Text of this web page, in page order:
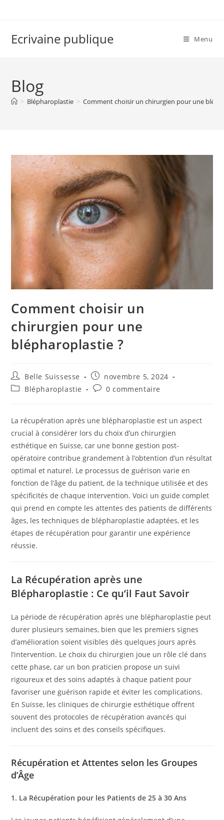
Ecrivaine publique Menu
Blog
> Blépharoplastie > Comment choisir un chirurgien pour une
Comment choisir un
chirurgien pour une
blépharoplastie ?
Auteur/autrice
de
la
Belle Suissesse
Publication
publiée :
novembre 5, 2024
PostBlépharoplastie
Commentaires
publication :
0 commentaire
La récupération après une blépharoplastie est un aspect
crucial à considérer lors du choix d’un chirurgien
esthétique en Suisse, car une bonne gestion post-
opératoire contribue grandement à l’obtention d’un résultat
optimal et naturel. Le processus de guérison varie en
fonction de l’âge du patient, de la technique utilisée et des
spécificités de chaque intervention. Voici un guide complet
qui prend en compte les attentes des patients de différents
âges, les techniques de blépharoplastie adaptées, et les
étapes de récupération pour garantir une expérience
réussie.
La Récupération après une
Blépharoplastie : Ce qu’il Faut Savoir
La période de récupération après une blépharoplastie peut
durer plusieurs semaines, bien que les premiers signes
d’amélioration soient visibles dès quelques jours après
l’intervention. Le choix du chirurgien joue un rôle clé dans
cette phase, car un bon praticien propose un suivi
rigoureux et des soins adaptés à chaque patient pour
favoriser une guérison rapide et éviter les complications.
En Suisse, les cliniques de chirurgie esthétique offrent
souvent des protocoles de récupération avancés qui
incluent des soins et des conseils spécifiques.
Récupération et Attentes selon les Groupes
d’Âge
1. La Récupération pour les Patients de 25 à 30 Ans